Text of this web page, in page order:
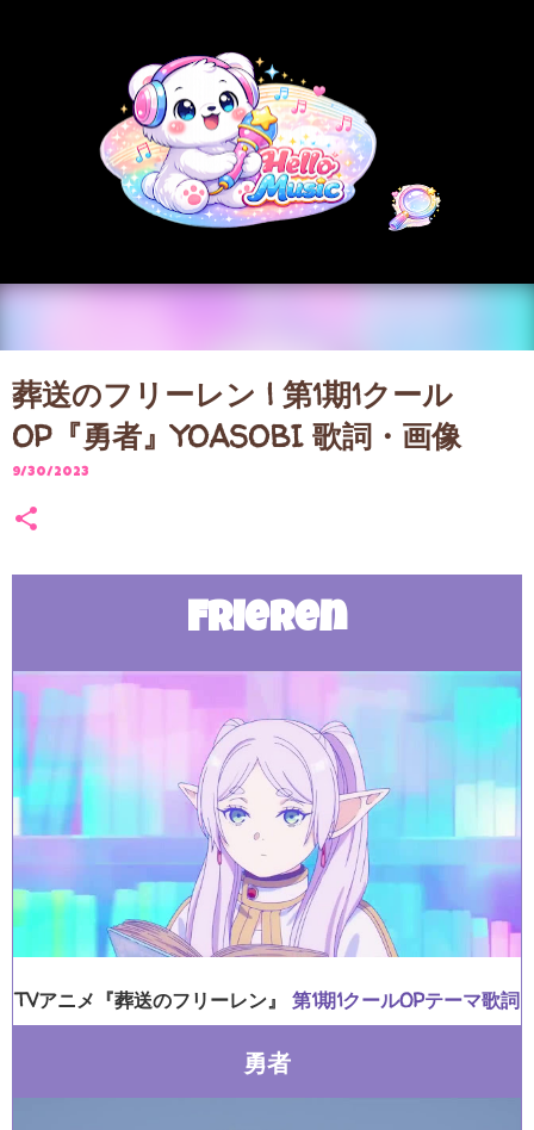
葬送のフリーレン | 第1期1クール
OP『勇者』YOASOBI 歌詞・画像
9/30/2023
Frieren
TVアニメ『葬送のフリーレン』 第1期1クールOPテーマ歌詞
勇者